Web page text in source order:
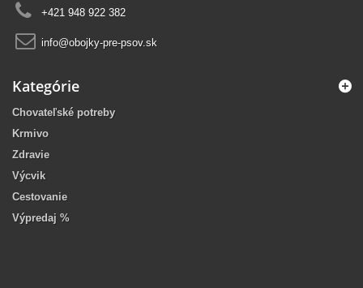
+421 948 922 382
info@obojky-pre-psov.sk
Kategórie
Chovateľské potreby
Krmivo
Zdravie
Výcvik
Cestovanie
Výpredaj %